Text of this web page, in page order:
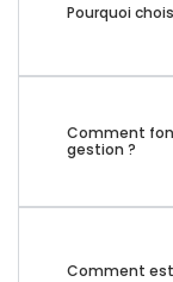
Pourquoi
Comment
gestion ?
Comment